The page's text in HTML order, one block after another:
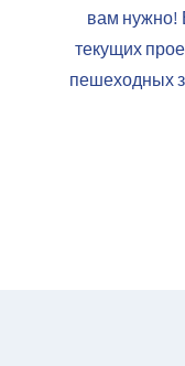
вам нужно!
текущих
пешеходных